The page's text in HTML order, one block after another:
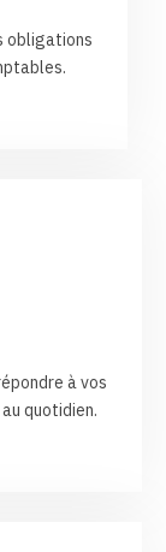
obligations
à vos
quotidien.